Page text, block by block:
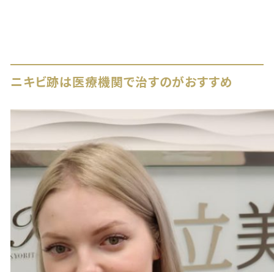
ニキビ跡は医療機関で治すのがおすすめ